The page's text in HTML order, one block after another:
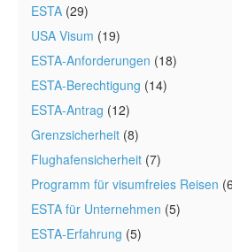
ESTA (29)
USA Visum (19)
ESTA-Anforderungen (18)
ESTA-Berechtigung (14)
ESTA-Antrag (12)
Grenzsicherheit (8)
Flughafensicherheit (7)
Programm für visumfreies Reisen
ESTA für Unternehmen (5)
ESTA-Erfahrung (5)